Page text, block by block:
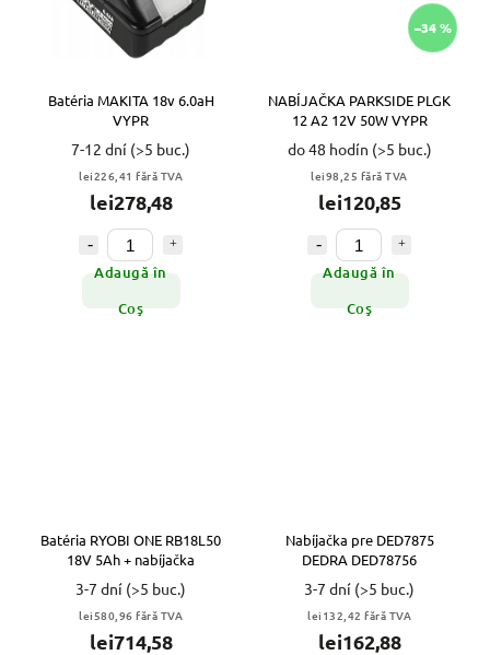
Batéria MAKITA 18v 6.0aH
VYPR
7-12 dní (>5 buc.)
lei226,41 fără TVA
lei278,48
Adaugă în
Coş
–34 %
NABÍJAČKA PARKSIDE PLGK
12 A2 12V 50W VYPR
do 48 hodín (>5 buc.)
lei98,25 fără TVA
lei120,85
Adaugă în
Coş
Batéria RYOBI ONE RB18L50
18V 5Ah + nabíjačka
3-7 dní (>5 buc.)
lei580,96 fără TVA
lei714,58
Nabíjačka pre DED7875
DEDRA DED78756
3-7 dní (>5 buc.)
lei132,42 fără TVA
lei162,88